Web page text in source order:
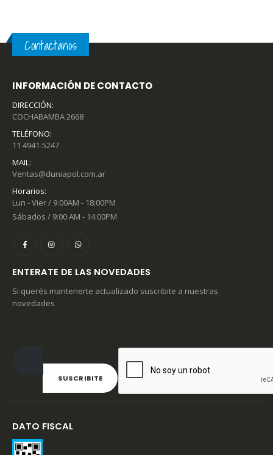
Contactanos
INFORMACIÓN DE CONTACTO
DIRECCIÓN:
COCHABAMBA 2668
TELÉFONO:
11 4941-5247
MAIL:
Ventas@duniapol.com.ar
Horarios:
Lun - Vier / 9:00AM - 18:00PM
Sábados / 9:00 AM - 14:00PM
ENTERATE DE LAS NOVEDADES
Si querés mantenerte actualizado suscribite a nuestras
novedades
DATO FISCAL